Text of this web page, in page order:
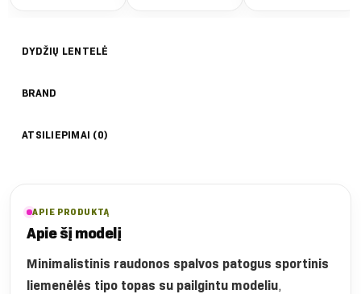
DYDŽIŲ LENTELĖ
BRAND
ATSILIEPIMAI (0)
APIE PRODUKTĄ
Apie šį modelį
Minimalistinis raudonos spalvos patogus sportinis
liemenėlės tipo topas su pailgintu modeliu,